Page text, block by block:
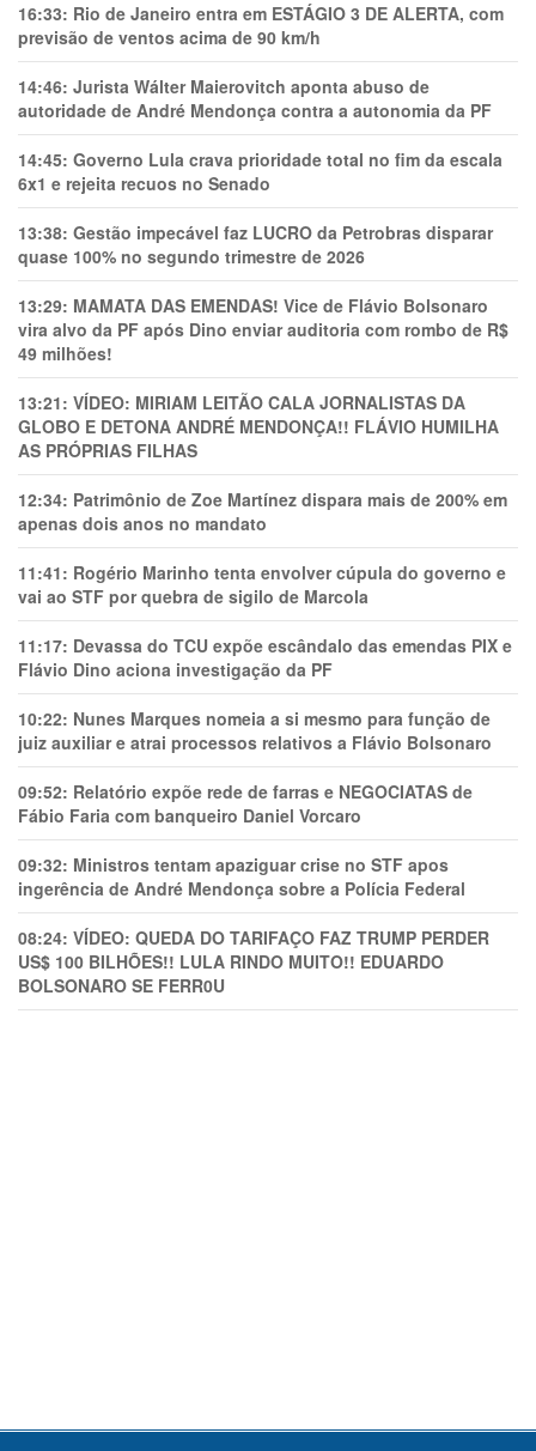
16:33: Rio de Janeiro entra em ESTÁGIO 3 DE ALERTA, com
previsão de ventos acima de 90 km/h
14:46: Jurista Wálter Maierovitch aponta abuso de
autoridade de André Mendonça contra a autonomia da PF
14:45: Governo Lula crava prioridade total no fim da escala
6x1 e rejeita recuos no Senado
13:38: Gestão impecável faz LUCRO da Petrobras disparar
quase 100% no segundo trimestre de 2026
13:29: MAMATA DAS EMENDAS! Vice de Flávio Bolsonaro
vira alvo da PF após Dino enviar auditoria com rombo de R$
49 milhões!
13:21: VÍDEO: MIRIAM LEITÃO CALA JORNALISTAS DA
GLOBO E DETONA ANDRÉ MENDONÇA!! FLÁVIO HUMILHA
AS PRÓPRIAS FILHAS
12:34: Patrimônio de Zoe Martínez dispara mais de 200% em
apenas dois anos no mandato
11:41: Rogério Marinho tenta envolver cúpula do governo e
vai ao STF por quebra de sigilo de Marcola
11:17: Devassa do TCU expõe escândalo das emendas PIX e
Flávio Dino aciona investigação da PF
10:22: Nunes Marques nomeia a si mesmo para função de
juiz auxiliar e atrai processos relativos a Flávio Bolsonaro
09:52: Relatório expõe rede de farras e NEGOCIATAS de
Fábio Faria com banqueiro Daniel Vorcaro
09:32: Ministros tentam apaziguar crise no STF apos
ingerência de André Mendonça sobre a Polícia Federal
08:24: VÍDEO: QUEDA DO TARIFAÇO FAZ TRUMP PERDER
US$ 100 BILHÕES!! LULA RINDO MUITO!! EDUARDO
BOLSONARO SE FERR0U